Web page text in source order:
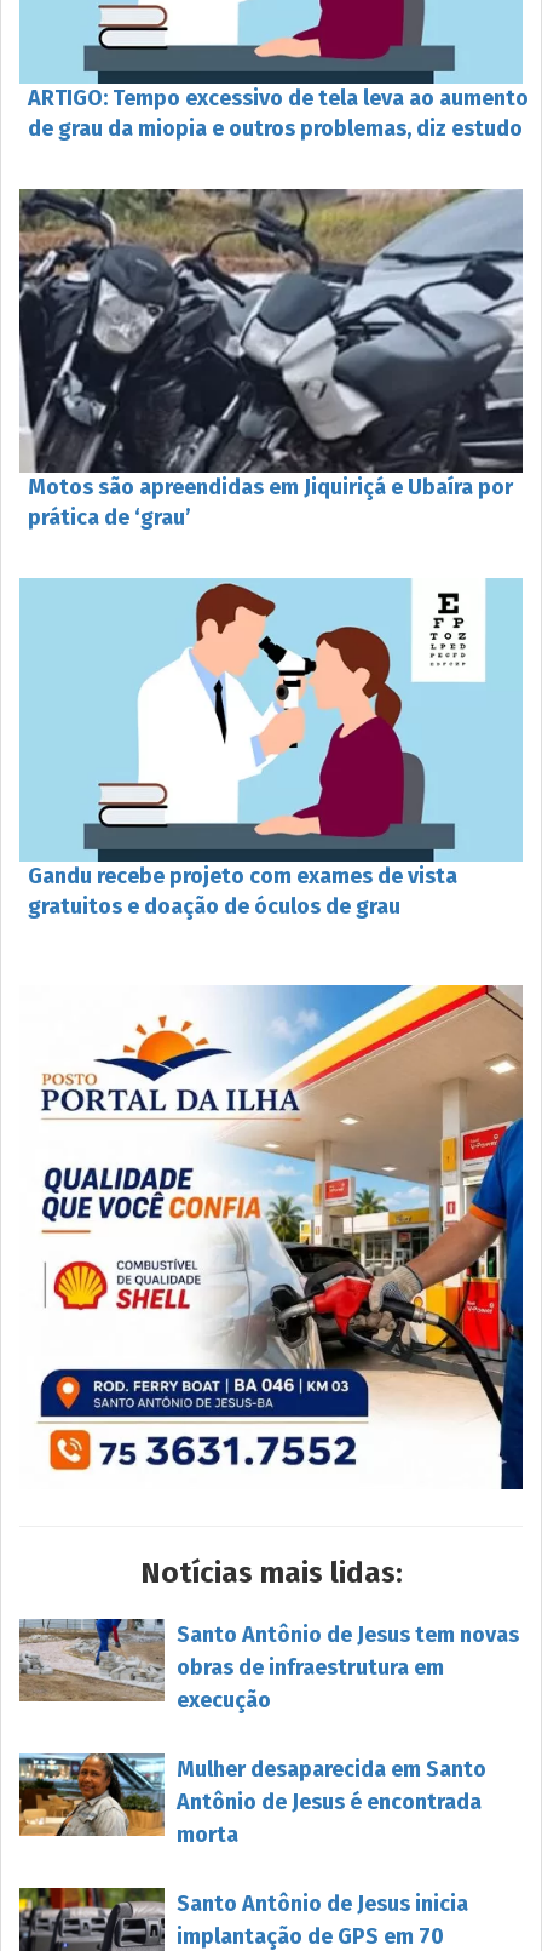
ARTIGO: Tempo excessivo de tela leva ao aumento
de grau da miopia e outros problemas, diz estudo
Motos são apreendidas em Jiquiriçá e Ubaíra por
prática de ‘grau’
Gandu recebe projeto com exames de vista
gratuitos e doação de óculos de grau
Notícias mais lidas:
Santo Antônio de Jesus tem novas
obras de infraestrutura em
execução
Mulher desaparecida em Santo
Antônio de Jesus é encontrada
morta
Santo Antônio de Jesus inicia
implantação de GPS em 70